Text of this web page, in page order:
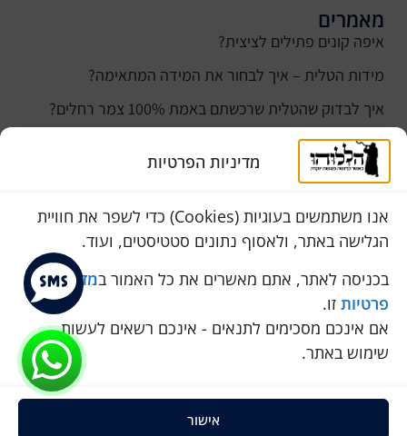
מדיניות הפרטיות
אנו משתמשים בעוגיות (Cookies) כדי לשפר את חוויית
הגלישה באתר, ולאסוף נתונים סטטיסטים, ועוד.
בכניסה לאתר, אתם מאשרים את כל האמור במדיניות
פרטיות זו.
אם אינכם מסכימים לתנאים - אינכם רשאים לעשות
שימוש באתר.
אישור
מאמרים
איפה קונים פתילים לציצית?
מידות הטלית – איך לבחור את המידה המתאימה?
איך לבדוק שהטלית שרכשתם באמת 100% צמר רחלים?
למה נהוג לקנות טלית לחתן ביום חתונתו?
כמה עולה טלית לחתן
סוגי טליתות
שירות לקוחות
050-774-8845
הכחול 10 א.ת, כנות
pini.mixum@gmail.com